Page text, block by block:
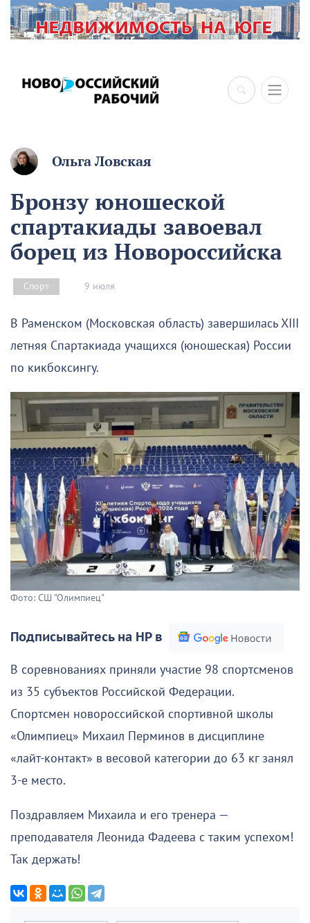
×
Ольга Ловская
Бронзу юношеской
спартакиады завоевал
борец из Новороссийска
Спорт 9 июля
В Раменском (Московская область) завершилась XIII
летняя Спартакиада учащихся (юношеская) России
по кикбоксингу.
Фото: СШ "Олимпиец"
Подписывайтесь на НР в
В соревнованиях приняли участие 98 спортсменов
из 35 субъектов Российской Федерации.
Спортсмен новороссийской спортивной школы
«Олимпиец» Михаил Перминов в дисциплине
«лайт-контакт» в весовой категории до 63 кг занял
3-е место.
Поздравляем Михаила и его тренера —
преподавателя Леонида Фадеева с таким успехом!
Так держать!